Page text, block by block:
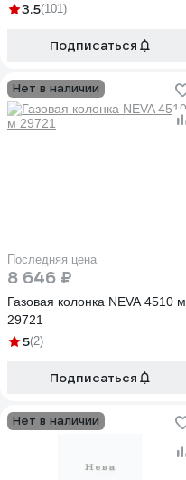
3.5(101)
Подписаться
Нет в наличии
Последняя цена
8 646 ₽
Газовая колонка NEVA 4510 м
29721
5(2)
Подписаться
Нет в наличии